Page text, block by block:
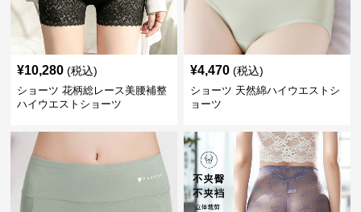
¥10,280 (税込)
ショーツ 花柄総レース美腰補整
ハイウエストショーツ
¥4,470 (税込)
ショーツ 天然綿ハイウエストシ
ョーツ